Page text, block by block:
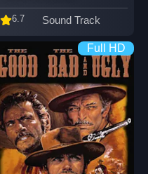
6.7 Sound Track
Full HD